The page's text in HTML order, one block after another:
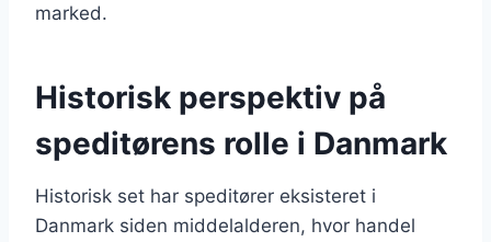
marked.
Historisk perspektiv på
speditørens rolle i Danmark
Historisk set har speditører eksisteret i
Danmark siden middelalderen, hvor handel